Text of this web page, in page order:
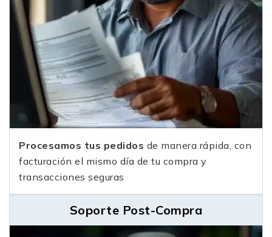
Procesamos tus pedidos de manera rápida, con
facturación el mismo día de tu compra y
transacciones seguras
Soporte Post-Compra